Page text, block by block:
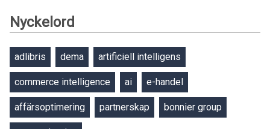
Nyckelord
adlibris dema artificiell intelligens
commerce intelligence ai e-handel
affärsoptimering partnerskap bonnier group